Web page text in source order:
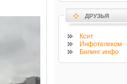
ДРУЗЬЯ
Ксит
Инфотелеком
Билинг инфо